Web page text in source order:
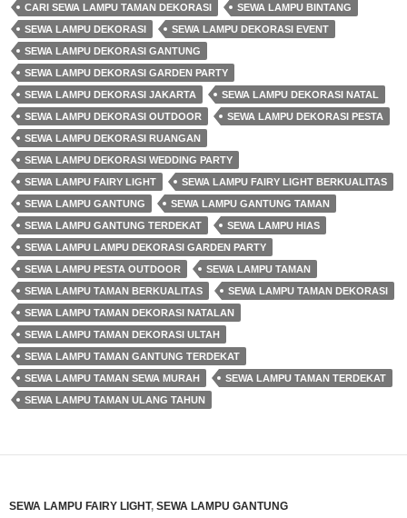
CARI SEWA LAMPU TAMAN DEKORASI
SEWA LAMPU BINTANG
SEWA LAMPU DEKORASI
SEWA LAMPU DEKORASI EVENT
SEWA LAMPU DEKORASI GANTUNG
SEWA LAMPU DEKORASI GARDEN PARTY
SEWA LAMPU DEKORASI JAKARTA
SEWA LAMPU DEKORASI NATAL
SEWA LAMPU DEKORASI OUTDOOR
SEWA LAMPU DEKORASI PESTA
SEWA LAMPU DEKORASI RUANGAN
SEWA LAMPU DEKORASI WEDDING PARTY
SEWA LAMPU FAIRY LIGHT
SEWA LAMPU FAIRY LIGHT BERKUALITAS
SEWA LAMPU GANTUNG
SEWA LAMPU GANTUNG TAMAN
SEWA LAMPU GANTUNG TERDEKAT
SEWA LAMPU HIAS
SEWA LAMPU LAMPU DEKORASI GARDEN PARTY
SEWA LAMPU PESTA OUTDOOR
SEWA LAMPU TAMAN
SEWA LAMPU TAMAN BERKUALITAS
SEWA LAMPU TAMAN DEKORASI
SEWA LAMPU TAMAN DEKORASI NATALAN
SEWA LAMPU TAMAN DEKORASI ULTAH
SEWA LAMPU TAMAN GANTUNG TERDEKAT
SEWA LAMPU TAMAN SEWA MURAH
SEWA LAMPU TAMAN TERDEKAT
SEWA LAMPU TAMAN ULANG TAHUN
SEWA LAMPU FAIRY LIGHT, SEWA LAMPU GANTUNG